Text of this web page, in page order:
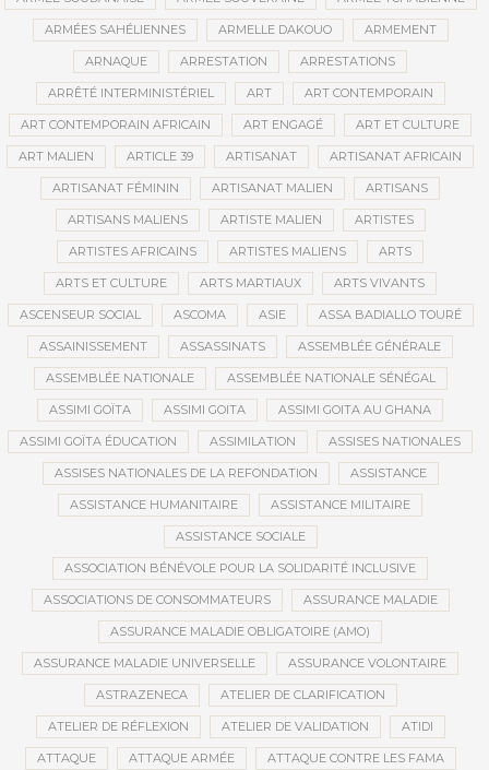
ARMÉES SAHÉLIENNES ARMELLE DAKOUO ARMEMENT
ARNAQUE ARRESTATION ARRESTATIONS
ARRÊTÉ INTERMINISTÉRIEL ART ART CONTEMPORAIN
ART CONTEMPORAIN AFRICAIN ART ENGAGÉ ART ET CULTURE
ART MALIEN ARTICLE 39 ARTISANAT ARTISANAT AFRICAIN
ARTISANAT FÉMININ ARTISANAT MALIEN ARTISANS
ARTISANS MALIENS ARTISTE MALIEN ARTISTES
ARTISTES AFRICAINS ARTISTES MALIENS ARTS
ARTS ET CULTURE ARTS MARTIAUX ARTS VIVANTS
ASCENSEUR SOCIAL ASCOMA ASIE ASSA BADIALLO TOURÉ
ASSAINISSEMENT ASSASSINATS ASSEMBLÉE GÉNÉRALE
ASSEMBLÉE NATIONALE ASSEMBLÉE NATIONALE SÉNÉGAL
ASSIMI GOÏTA ASSIMI GOITA ASSIMI GOITA AU GHANA
ASSIMI GOÏTA ÉDUCATION ASSIMILATION ASSISES NATIONALES
ASSISES NATIONALES DE LA REFONDATION ASSISTANCE
ASSISTANCE HUMANITAIRE ASSISTANCE MILITAIRE
ASSISTANCE SOCIALE
ASSOCIATION BÉNÉVOLE POUR LA SOLIDARITÉ INCLUSIVE
ASSOCIATIONS DE CONSOMMATEURS ASSURANCE MALADIE
ASSURANCE MALADIE OBLIGATOIRE (AMO)
ASSURANCE MALADIE UNIVERSELLE ASSURANCE VOLONTAIRE
ASTRAZENECA ATELIER DE CLARIFICATION
ATELIER DE RÉFLEXION ATELIER DE VALIDATION ATIDI
ATTAQUE ATTAQUE ARMÉE ATTAQUE CONTRE LES FAMA